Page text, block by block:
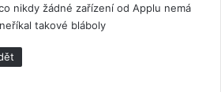
s
a
l
:
nikdy žádné zařízení od Applu nemá
takové bláboly